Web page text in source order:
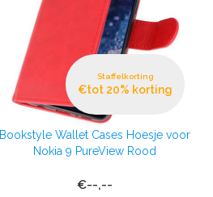
Staffelkorting
€tot 20% korting
Bookstyle Wallet Cases Hoesje voor
Nokia 9 PureView Rood
€--,--